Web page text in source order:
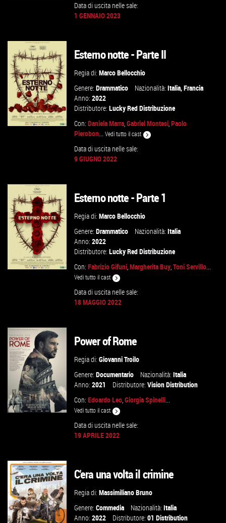
VAI ALLA SCHEDA
Data di uscita nelle sale:
1 GENNAIO 2023
VAI ALLA SCHEDA
Esterno notte - Parte II
Regia di:Marco Bellocchio
Genere:Drammatico Nazionalità:Italia,Francia
Anno:2022
Distributore:Lucky Red Distribuzione
Con:Daniela Marra,Gabriel Montesi,Paolo
Pierobon...Vedi tutto il cast
Data di uscita nelle sale:
9 GIUGNO 2022
VAI ALLA SCHEDA
Esterno notte - Parte 1
Regia di:Marco Bellocchio
Genere:Drammatico Nazionalità:Italia
Anno:2022
Distributore:Lucky Red Distribuzione
Con:Fabrizio Gifuni,Margherita Buy,Toni Servillo...
Vedi tutto il cast
Data di uscita nelle sale:
18 MAGGIO 2022
VAI ALLA SCHEDA
Power of Rome
Regia di:Giovanni Troilo
Genere:Documentario Nazionalità:Italia
Anno:2021 Distributore:Vision Distribution
Con:Edoardo Leo,Giorgia Spinelli...
Vedi tutto il cast
Data di uscita nelle sale:
19 APRILE 2022
C'era una volta il crimine
Regia di:Massimiliano Bruno
Genere:Commedia Nazionalità:Italia
Anno:2022 Distributore:01 Distribution